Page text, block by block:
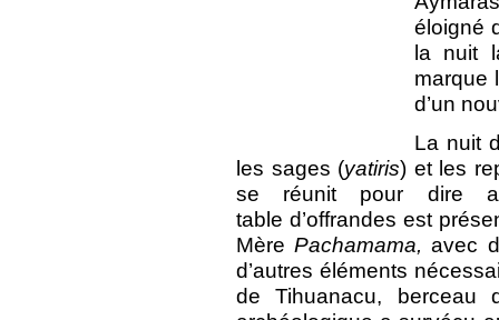
éloigné
la nuit
marque
d’un
La nuit
les sages (yatiris) et les
se réunit pour dire
table d’offrandes est
MèrePachamama, avec
d’autres éléments
de Tihuanacu, berceau